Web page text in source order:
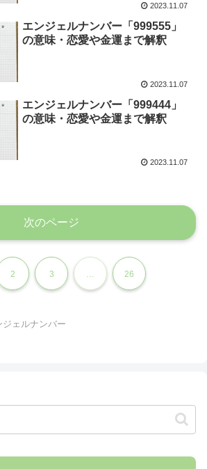
2023.11.07
エンジェルナンバー「999555」
の意味・恋愛や金運まで解釈
2023.11.07
エンジェルナンバー「999444」
の意味・恋愛や金運まで解釈
2023.11.07
次のページ
2 3 … 26
ジェルナンバー